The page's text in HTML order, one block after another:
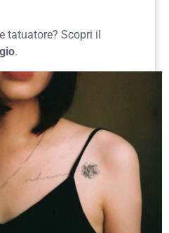
tatuatore? Scopri il
.